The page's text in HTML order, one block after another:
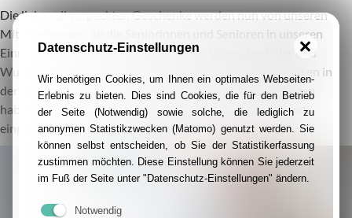
Die liebevoll verpackten Geschenke werden nun von unseren
Mitarbeitenden an die Seniorinnen und Senioren in unseren
Einrichtungen verteilt. Dank der vielen Wunscherfüller und
Wunscherfüllerinnen dürfen viele ältere Menschen in Essen in
der Weihnachtszeit ein besonderes Leuchten in den Augen
haben. Ein herzliches Dankeschön an alle, die mitgemacht,
eingepackt und Freude verschenkt haben!
Datenschutz-Einstellungen
Wir benötigen Cookies, um Ihnen ein optimales Webseiten-
Erlebnis zu bieten. Dies sind Cookies, die für den Betrieb
der Seite (Notwendig) sowie solche, die lediglich zu
anonymen Statistikzwecken (Matomo) genutzt werden. Sie
können selbst entscheiden, ob Sie der Statistikerfassung
zustimmen möchten. Diese Einstellung können Sie jederzeit
im Fuß der Seite unter "Datenschutz-Einstellungen" ändern.
Notwendig